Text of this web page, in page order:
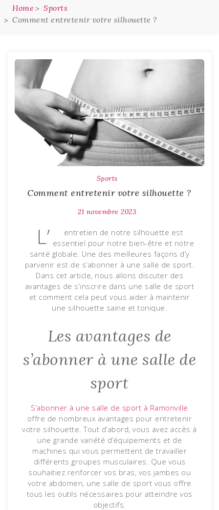
Home
Sports
Comment entretenir votre silhouette ?
Sports
Comment entretenir votre silhouette ?
21 novembre 2023
L’
entretien de notre silhouette est
essentiel pour notre bien-être et notre
santé globale. Une des meilleures façons d’y
parvenir est de s’abonner à une salle de sport.
Dans cet article, nous allons discuter des
avantages de s’inscrire dans une salle de sport
et comment cela peut vous aider à maintenir
une silhouette saine et tonique.
Les avantages de
s’abonner à une salle de
sport
S’abonner à une salle de sport à Ramonville
offre de nombreux avantages pour entretenir
votre silhouette. Tout d’abord, vous avez accès à
une grande variété d’équipements et de
machines qui vous permettent de travailler
différents groupes musculaires. Que vous
souhaitiez renforcer vos bras, vos jambes ou
votre abdomen, une salle de sport vous offre
tous les outils nécessaires pour atteindre vos
objectifs.